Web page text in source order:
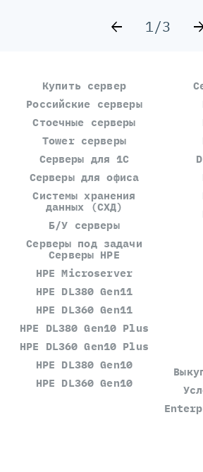
1/3
Купить сервер
Российские серверы
Стоечные серверы
Tower серверы
Серверы для 1С
Серверы для офиса
Системы хранения
данных (СХД)
Б/У серверы
Серверы под задачи
Серверы HPE
HPE Microserver
HPE DL380 Gen11
HPE DL360 Gen11
HPE DL380 Gen10 Plus
HPE DL360 Gen10 Plus
HPE DL380 Gen10
HPE DL360 Gen10